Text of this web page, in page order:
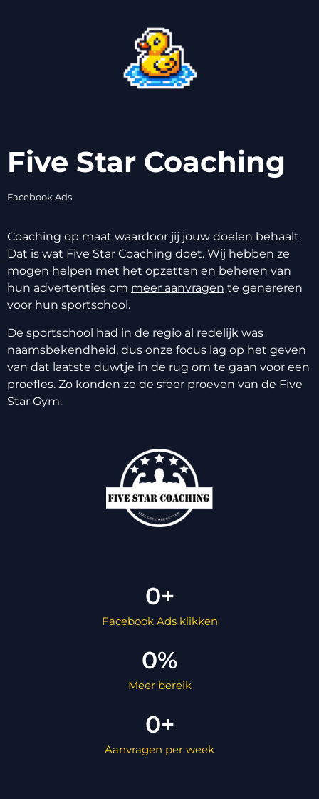
Five Star Coaching
Facebook Ads
Coaching op maat waardoor jij jouw doelen behaalt.
Dat is wat Five Star Coaching doet. Wij hebben ze
mogen helpen met het opzetten en beheren van
hun advertenties om meer aanvragen te genereren
voor hun sportschool.
De sportschool had in de regio al redelijk was
naamsbekendheid, dus onze focus lag op het geven
van dat laatste duwtje in de rug om te gaan voor een
proefles. Zo konden ze de sfeer proeven van de Five
Star Gym.
Facebook Ads klikken
0+
Meer bereik
0%
Aanvragen per week
0+